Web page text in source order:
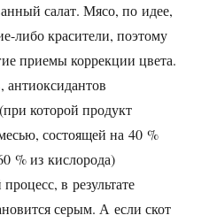
салат. Мясо, по идее,
либо красители, поэтому
приемы коррекции цвета.
которой продукт
состоящей на 40 %
% из кислорода)
в результате
серым. А если скот